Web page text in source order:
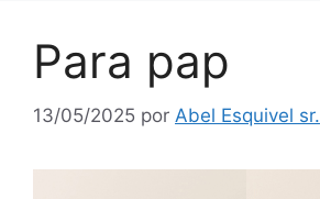
Para pap
13/05/2025 por Abel Esquivel sr.